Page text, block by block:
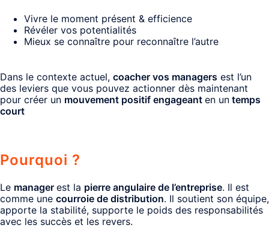
Vivre le moment présent & efficience
Révéler vos potentialités
Mieux se connaître pour reconnaître l’autre
Dans le contexte actuel, coacher vos managers est l’un
des leviers que vous pouvez actionner dès maintenant
pour créer un mouvement positif engageant en un temps
court
Pourquoi ?
Le manager est la pierre angulaire de l’entreprise. Il est
comme une courroie de distribution. Il soutient son équipe,
apporte la stabilité, supporte le poids des responsabilités
avec les succès et les revers.